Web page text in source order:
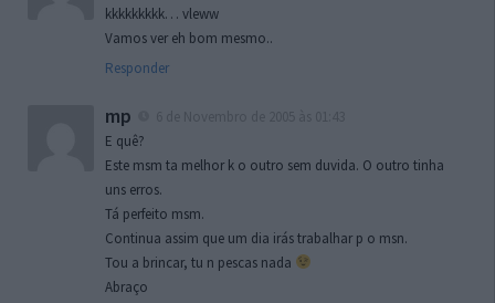
kkkkkkkkk… vleww
Vamos ver eh bom mesmo..
Responder
mp
E quê?
Este msm ta melhor k o outro sem duvida. O outro tinha
uns erros.
Tá perfeito msm.
Continua assim que um dia irás trabalhar p o msn.
Tou a brincar, tu n pescas nada
Abraço